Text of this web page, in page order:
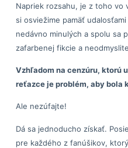
Napriek rozsahu, je z toho vo
si osviežime pamäť
nedávno minulých a spolu sa
zafarbenej fikcie a
Vzhľadom na cenzúru, ktorú
reťazce je problém, aby bola
Ale nezúfajte!
Dá sa jednoducho získať.
pre každého z fanúšikov,